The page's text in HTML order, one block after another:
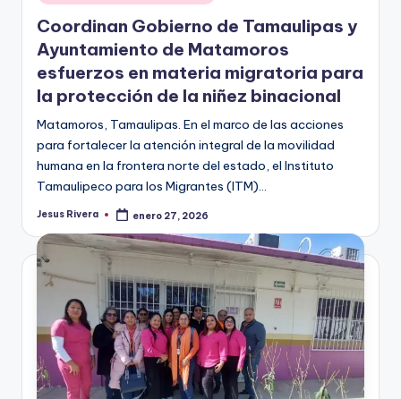
en
Coordinan Gobierno de Tamaulipas y
Ayuntamiento de Matamoros
esfuerzos en materia migratoria para
la protección de la niñez binacional
Matamoros, Tamaulipas. En el marco de las acciones
para fortalecer la atención integral de la movilidad
humana en la frontera norte del estado, el Instituto
Tamaulipeco para los Migrantes (ITM)…
Publicado
Jesus Rivera enero 27, 2026